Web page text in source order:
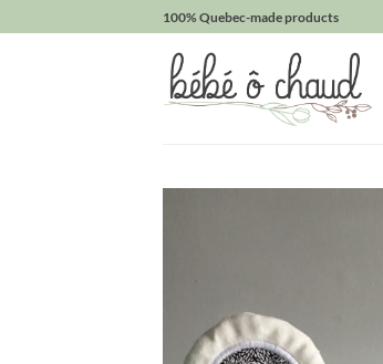
au
100% Quebec-made products